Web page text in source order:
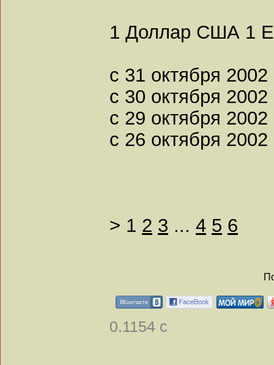
1 Доллар США 1
с 31 октября
с 30 октября
с 29 октября
с 26 октября
> 1 2 3 ... 4 5 6
0.1154 с